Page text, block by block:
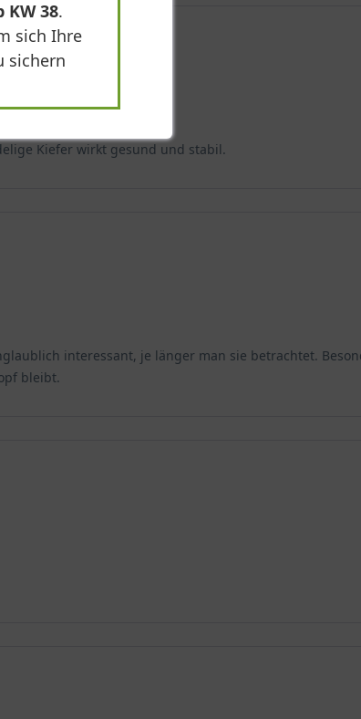
Kiefer wirkt gesund und stabil.
interessant, je länger man sie betrachtet.
bleibt.
KW 38.
sich Ihre
sichern